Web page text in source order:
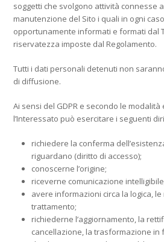
soggetti che svolgono attività connesse
manutenzione del Sito i quali in ogni
opportunamente informati e formati dal
riservatezza imposte dal Regolamento.
Tutti i dati personali detenuti non
di diffusione.
Ai sensi del GDPR e secondo le
l’Interessato può esercitare i seguenti
richiedere la conferma
riguardano (diritto di accesso);
conoscerne l’origine;
riceverne comunicazione
avere informazioni circa la logica,
trattamento;
richiederne l’aggiornamento, la
cancellazione, la trasformazione in